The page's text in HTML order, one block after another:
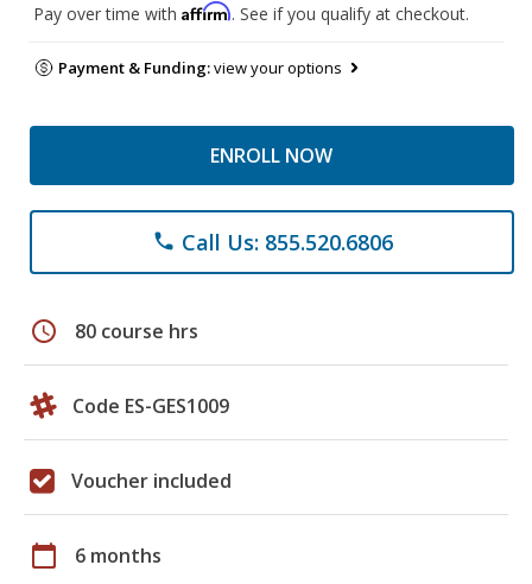
Pay over time with Affirm. See if you qualify at checkout.
Payment & Funding:view your options
ENROLL NOW
phone Call Us: 855.520.6806
schedule 80 course hrs
Code ES-GES1009
Voucher included
calendar_today 6 months